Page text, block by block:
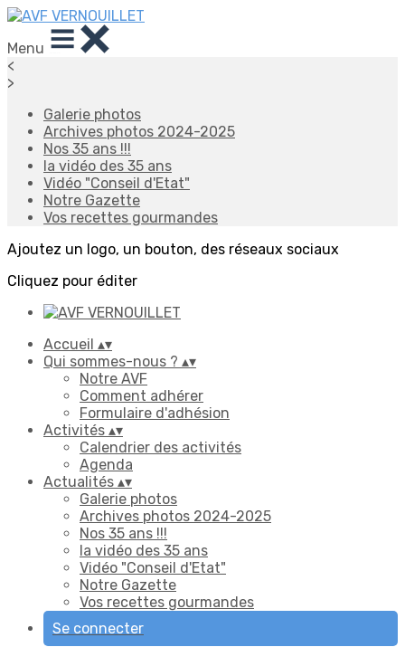
Menu
<
>
Galerie photos
Archives photos 2024-2025
Nos 35 ans !!!
la vidéo des 35 ans
Vidéo "Conseil d'Etat"
Notre Gazette
Vos recettes gourmandes
Ajoutez un logo, un bouton, des réseaux sociaux
Cliquez pour éditer
Accueil ▴▾
Qui sommes-nous ? ▴▾
Notre AVF
Comment adhérer
Formulaire d'adhésion
Activités ▴▾
Calendrier des activités
Agenda
Actualités ▴▾
Galerie photos
Archives photos 2024-2025
Nos 35 ans !!!
la vidéo des 35 ans
Vidéo "Conseil d'Etat"
Notre Gazette
Vos recettes gourmandes
Se connecter